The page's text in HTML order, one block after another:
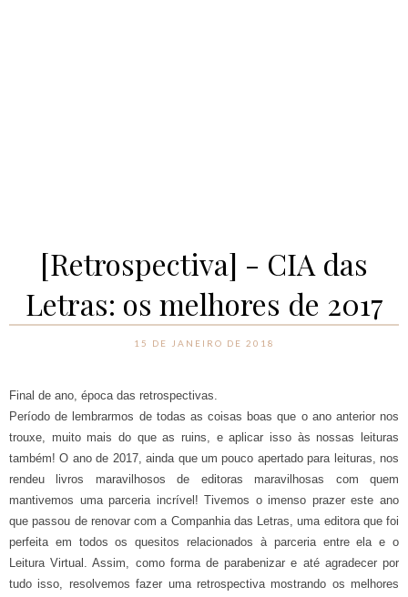
[Retrospectiva] - CIA das
Letras: os melhores de 2017
15 DE JANEIRO DE 2018
Final de ano, época das retrospectivas.
Período de lembrarmos de todas as coisas boas que o ano anterior nos
trouxe, muito mais do que as ruins, e aplicar isso às nossas leituras
também! O ano de 2017, ainda que um pouco apertado para leituras, nos
rendeu livros maravilhosos de editoras maravilhosas com quem
mantivemos uma parceria incrível! Tivemos o imenso prazer este ano
que passou de renovar com a Companhia das Letras, uma editora que foi
perfeita em todos os quesitos relacionados à parceria entre ela e o
Leitura Virtual. Assim, como forma de parabenizar e até agradecer por
tudo isso, resolvemos fazer uma retrospectiva mostrando os melhores